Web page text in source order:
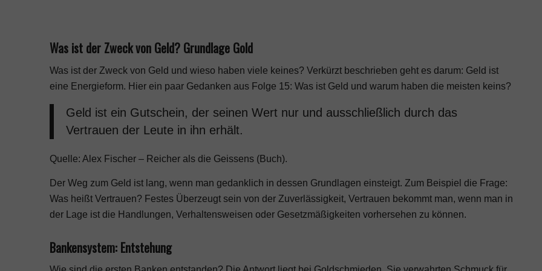
Was ist der Zweck von Geld? Grundlage Gold
Was ist der Zweck von Geld und wieso haben viele keines? Verkürzt beschrieben geht es darum: Geld ist
eine Energieform. Hier ein paar Gedanken aus Folge 15: Was ist Geld und warum haben die meisten keins?
Geld ist ein Gutschein, der seinen Wert nur und ausschließlich durch das
Vertrauen der Leute in ihn erhält.
Quelle: Alex Fischer – Reicher als die Geissens (Buch).
Der Weg zum Geld ist lang, wenn man gedanklich in dessen Grundlagen einsteigt. Zum Beispiel die Frage:
Was heißt Vertrauen? Festes Überzeugt sein von der Zuverlässigkeit, Vertrauen bekommt man, wenn man in
der Lage ist die Handlungen, Verhaltensweisen oder Gesetzmäßigkeiten vorhersehen zu können.
Bankensystem: Entstehung